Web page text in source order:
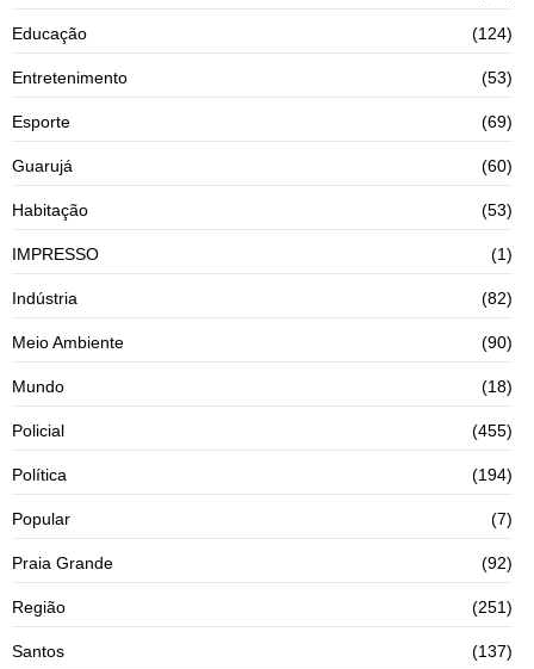
Educação (124)
Entretenimento (53)
Esporte (69)
Guarujá (60)
Habitação (53)
IMPRESSO (1)
Indústria (82)
Meio Ambiente (90)
Mundo (18)
Policial (455)
Política (194)
Popular (7)
Praia Grande (92)
Região (251)
Santos (137)